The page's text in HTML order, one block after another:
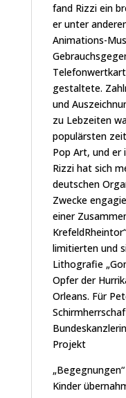
fand Rizzi ein
er unter
Animations-
gestaltete.
und
zu Lebzeiten
populärsten
Pop Art, und er
Rizzi hat sich
deutschen
Zwecke
einer
limitierten und
Lithografie
Opfer der
Orleans. Für
Projekt
Kinder